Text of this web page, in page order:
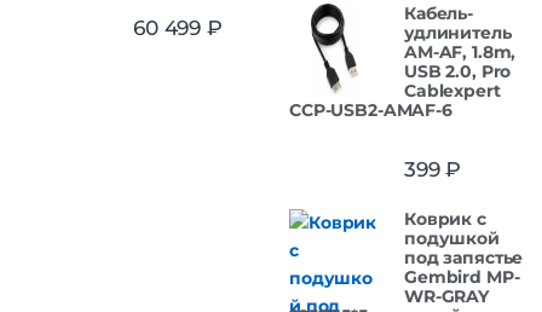
60 499 ₽
Кабель-
удлинитель
AM-AF, 1.8m,
USB 2.0, Pro
Cablexpert
CCP-USB2-AMAF-6
399₽
Коврик с
подушкой
под запястье
Gembird MP-
WR-GRAY